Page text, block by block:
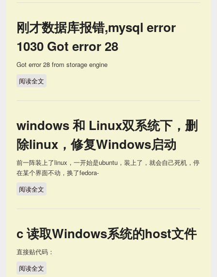
刚才数据库报错,mysql error
1030 Got error 28
Got error 28 from storage engine
阅读全文
windows 和 Linux双系统下，删
除linux，修复Windows启动
前一阵装上了linux，一开始是ubuntu，装上了，就会自己死机，停
在某个界面不动，换了fedora-
阅读全文
c 读取Windows系统的host文件
直接贴代码：
阅读全文